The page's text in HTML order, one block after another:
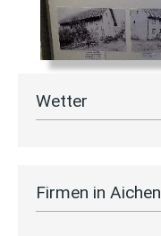
Wetter
Firmen in Aichen